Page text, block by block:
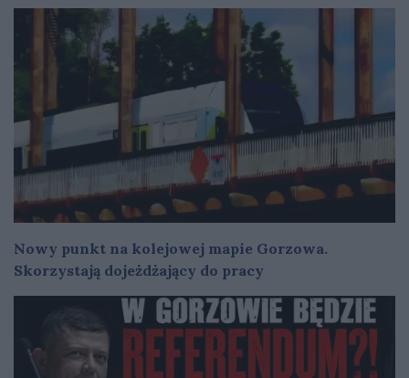
Nowy punkt na kolejowej mapie Gorzowa.
Skorzystają dojeżdżający do pracy